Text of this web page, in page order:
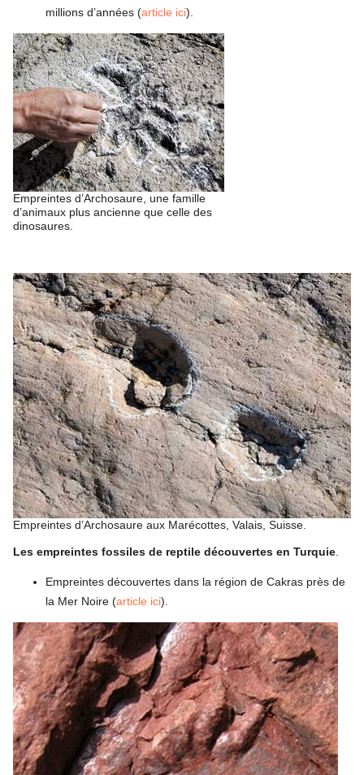
millions d’années (article ici).
Empreintes d’Archosaure, une famille
d’animaux plus ancienne que celle des
dinosaures.
Empreintes d’Archosaure aux Marécottes, Valais, Suisse.
Les empreintes fossiles de reptile découvertes en Turquie
Empreintes découvertes dans la région de Cakras près de
la Mer Noire (article ici).